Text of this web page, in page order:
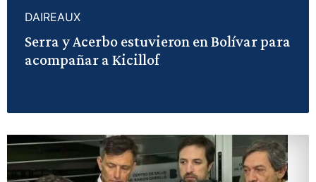
DAIREAUX
Serra y Acerbo estuvieron en Bolívar para
acompañar a Kicillof